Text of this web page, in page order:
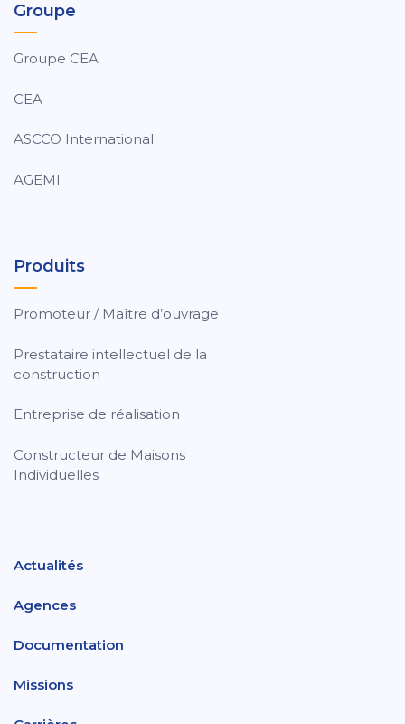
Groupe
Groupe CEA
CEA
ASCCO International
AGEMI
Produits
Promoteur / Maître d’ouvrage
Prestataire intellectuel de la
construction
Entreprise de réalisation
Constructeur de Maisons
Individuelles
Actualités
Agences
Documentation
Missions